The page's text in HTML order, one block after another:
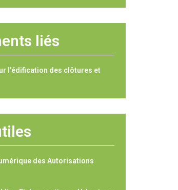
liés
l'édification des clôtures et
des Autorisations